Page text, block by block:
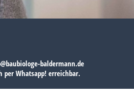
baldermann.de
per Whatsapp! erreichbar.